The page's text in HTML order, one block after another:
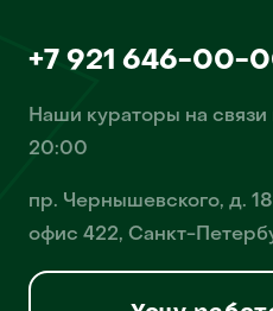
+7 921 646-00-
Наши кураторы на
20:00
пр. Чернышевского, д.
офис 422, Санкт-